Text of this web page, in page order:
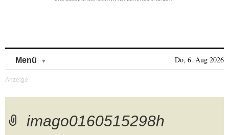
Menü Do, 6. Aug 2026
imago0160515298h